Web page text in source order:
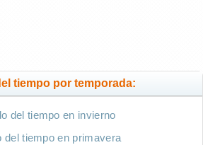
tiempo por temporada:
del tiempo en invierno
del tiempo en primavera